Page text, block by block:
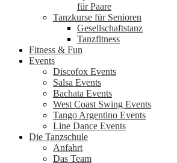
für Paare
Tanzkurse für Senioren
Gesellschaftstanz
Tanzfitness
Fitness & Fun
Events
Discofox Events
Salsa Events
Bachata Events
West Coast Swing Events
Tango Argentino Events
Line Dance Events
Die Tanzschule
Anfahrt
Das Team